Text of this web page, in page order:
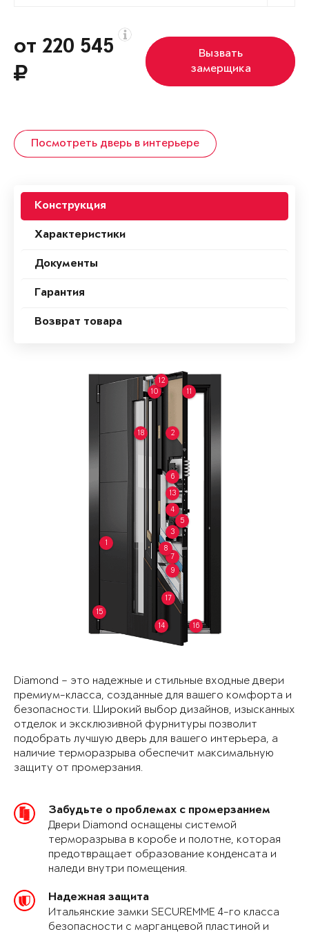
от 220 545
Вызвать
замерщика
Посмотреть дверь в интерьере
Конструкция
Характеристики
Документы
Гарантия
Возврат товара
1
2
3
4
5
6
7
8
9
10 11
12
13
14
15
16
17
18
Diamond – это надежные и стильные входные двери
премиум-класса, созданные для вашего комфорта и
безопасности. Широкий выбор дизайнов, изысканных
отделок и эксклюзивной фурнитуры позволит
подобрать лучшую дверь для вашего интерьера, а
наличие терморазрыва обеспечит максимальную
защиту от промерзания.
Забудьте о проблемах с промерзанием
Двери Diamond оснащены системой
терморазрыва в коробе и полотне, которая
предотвращает образование конденсата и
наледи внутри помещения.
Надежная защита
Итальянские замки SECUREMME 4-го класса
безопасности с марганцевой пластиной и